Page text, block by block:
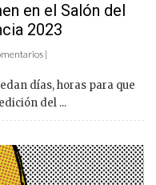
en el Salón del
2023
|
días, horas para que
del ...